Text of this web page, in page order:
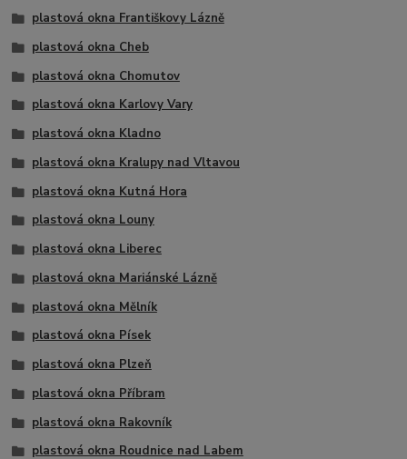
plastová okna Františkovy Lázně
plastová okna Cheb
plastová okna Chomutov
plastová okna Karlovy Vary
plastová okna Kladno
plastová okna Kralupy nad Vltavou
plastová okna Kutná Hora
plastová okna Louny
plastová okna Liberec
plastová okna Mariánské Lázně
plastová okna Mělník
plastová okna Písek
plastová okna Plzeň
plastová okna Příbram
plastová okna Rakovník
plastová okna Roudnice nad Labem